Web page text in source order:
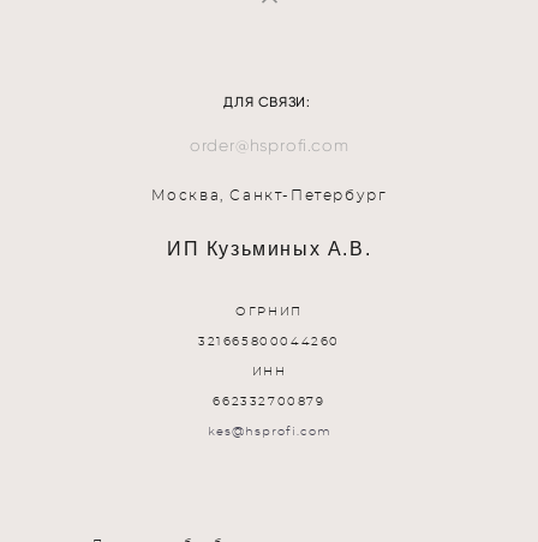
ДЛЯ СВЯЗИ:
order@hsprofi.com
Москва, Санкт-Петербург
ИП Кузьминых А.В.
ОГРНИП
321665800044260
ИНН
662332700879
kes@hsprofi.com